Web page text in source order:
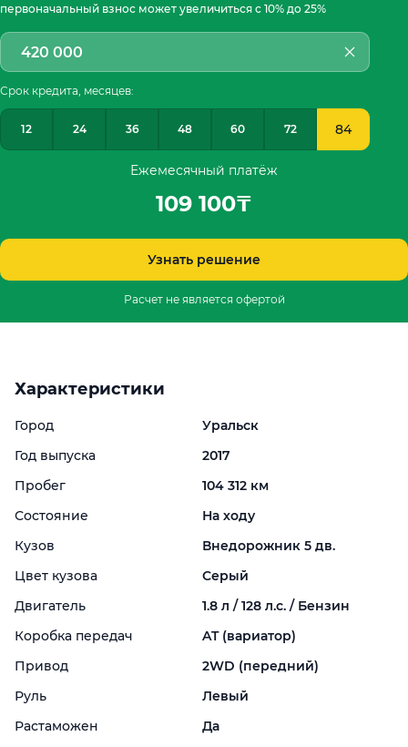
первоначальный взнос может увеличиться с 10% до 25%
Срок кредита, месяцев:
12 24 36 48 60 72 84
Ежемесячный платёж
109 100₸
Узнать решение
Расчет не является офертой
Характеристики
Город
Уральск
Год выпуска
2017
Пробег
104 312 км
Состояние
На ходу
Кузов
Внедорожник 5 дв.
Цвет кузова
Серый
Двигатель
1.8 л / 128 л.с. / Бензин
Коробка передач
AT (вариатор)
Привод
2WD (передний)
Руль
Левый
Растаможен
Да